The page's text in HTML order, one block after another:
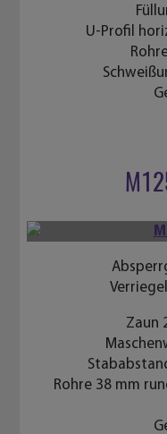
U-Profil
Zaun
Rohre 38 mm